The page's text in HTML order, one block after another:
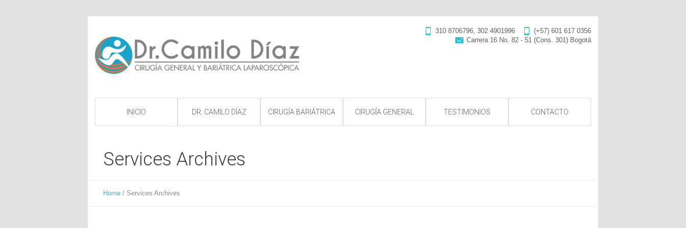
(+57) 601 617 0356
310 8706796, 302 4901996
Carrera 16 No. 82 - 51 (Cons. 301) Bogotá
INICIO DR. CAMILO DÍAZ CIRUGÍA BARIÁTRICA CIRUGÍA GENERAL TESTIMONIOS CONTACTO
Services Archives
Home / Services Archives